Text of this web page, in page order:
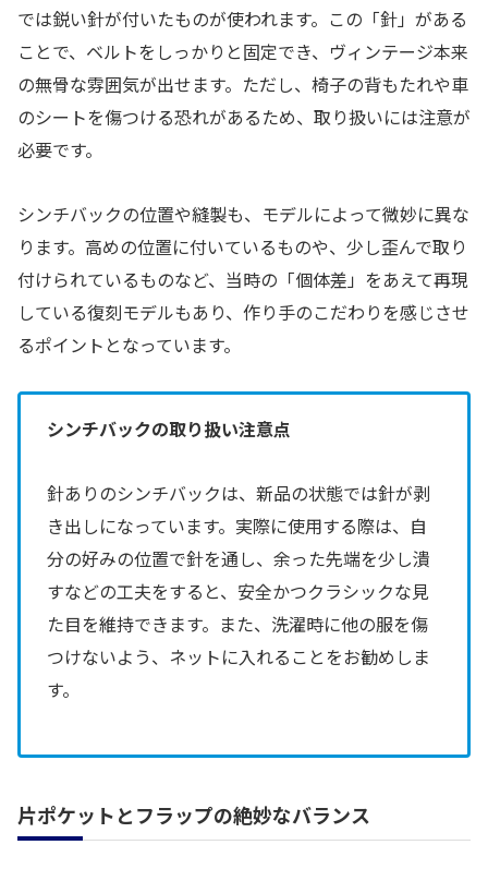
では鋭い針が付いたものが使われます。この「針」がある
ことで、ベルトをしっかりと固定でき、ヴィンテージ本来
の無骨な雰囲気が出せます。ただし、椅子の背もたれや車
のシートを傷つける恐れがあるため、取り扱いには注意が
必要です。
シンチバックの位置や縫製も、モデルによって微妙に異な
ります。高めの位置に付いているものや、少し歪んで取り
付けられているものなど、当時の「個体差」をあえて再現
している復刻モデルもあり、作り手のこだわりを感じさせ
るポイントとなっています。
シンチバックの取り扱い注意点
針ありのシンチバックは、新品の状態では針が剥
き出しになっています。実際に使用する際は、自
分の好みの位置で針を通し、余った先端を少し潰
すなどの工夫をすると、安全かつクラシックな見
た目を維持できます。また、洗濯時に他の服を傷
つけないよう、ネットに入れることをお勧めしま
す。
片ポケットとフラップの絶妙なバランス